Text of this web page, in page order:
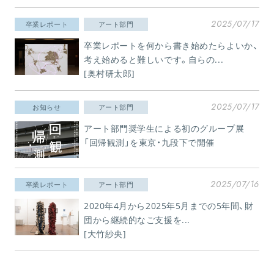
卒業レポート アート部門 2025/07/17
卒業レポートを何から書き始めたらよいか、
考え始めると難しいです。自らの...
[奥村研太郎]
お知らせ アート部門 2025/07/17
アート部門奨学生による初のグループ展
「回帰観測」を東京・九段下で開催
卒業レポート アート部門 2025/07/16
2020年4月から2025年5月までの5年間、財
団から継続的なご支援を...
[大竹紗央]